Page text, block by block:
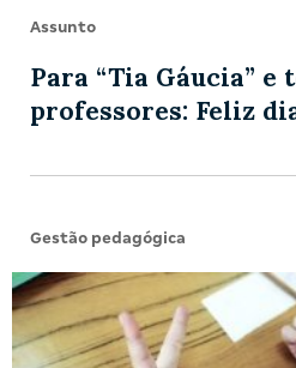
Assunto
Para “Tia Gáucia” e
professores: Feliz
Gestão pedagógica